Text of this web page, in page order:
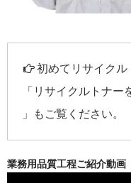
初めてリサイクル
「 リサイクルトナー
」もご覧ください。
業務用品質工程ご紹介動画